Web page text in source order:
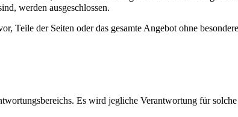
werden ausgeschlossen.
Teile der Seiten oder das gesamte Angebot ohne
Es wird jegliche Verantwortung für